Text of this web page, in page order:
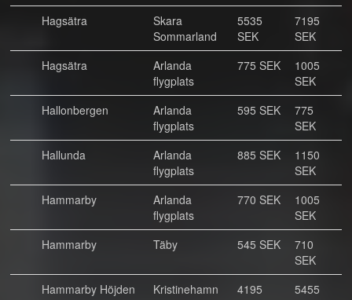
Hagsätra
Skara
Sommarland
5535
SEK
7195
SEK
Hagsätra
Arlanda
flygplats
775 SEK
1005
SEK
Hallonbergen
Arlanda
flygplats
595 SEK
775
SEK
Hallunda
Arlanda
flygplats
885 SEK
1150
SEK
Hammarby
Arlanda
flygplats
770 SEK
1005
SEK
Hammarby
Täby 545 SEK
710
SEK
Hammarby Höjden
Kristinehamn
4195
5455